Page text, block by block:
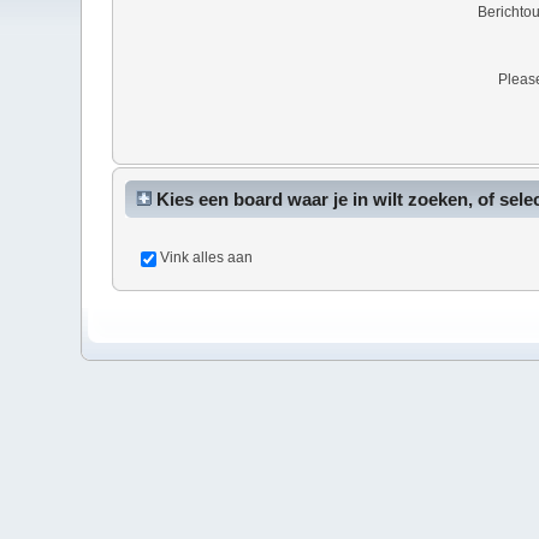
Kies een board waar je in wilt zoeken, of
Vink alles aan